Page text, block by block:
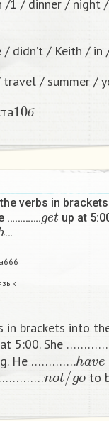
/1 / dinner / night
didn’t / Keith / in
/ summer /
б
10
verbs in
………….
g et
up at
…
in brackets into
at 5:00. She
He ………….
have
not/go
to